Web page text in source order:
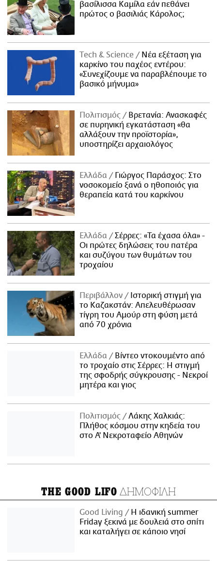
βασίλισσα Καμίλα εάν πεθάνει
πρώτος ο βασιλιάς Κάρολος;
Τech & Science
Νέα εξέταση για
καρκίνο του παχέος εντέρου:
«Συνεχίζουμε να παραβλέπουμε το
βασικό μήνυμα»
Πολιτισμός
Βρετανία: Ανασκαφές
σε πυρηνική εγκατάσταση «θα
αλλάξουν την προϊστορία»,
υποστηρίζει αρχαιολόγος
Ελλάδα
Γιώργος Παράσχος: Στο
νοσοκομείο ξανά ο ηθοποιός για
θεραπεία κατά του καρκίνου
Ελλάδα
Σέρρες: «Τα έχασα όλα» -
Οι πρώτες δηλώσεις του πατέρα
και συζύγου των θυμάτων του
τροχαίου
Περιβάλλον
Ιστορική στιγμή για
το Καζακστάν: Απελευθέρωσαν
τίγρη του Αμούρ στη φύση μετά
από 70 χρόνια
Ελλάδα
Βίντεο ντοκουμέντο από
το τροχαίο στις Σέρρες: Η στιγμή
της σφοδρής σύγκρουσης - Νεκροί
μητέρα και γιος
Πολιτισμός
Λάκης Χαλκιάς:
Πλήθος κόσμου στην κηδεία του
στο Α' Νεκροταφείο Αθηνών
THE GOOD LIFO ΔΗΜΟΦΙΛΗ
Good Living
Η ιδανική summer
Friday ξεκινά με δουλειά στο σπίτι
και καταλήγει σε κάποιο νησί